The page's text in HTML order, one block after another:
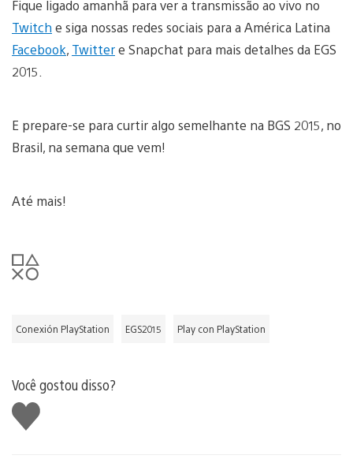
Fique ligado amanhã para ver a transmissão ao vivo no
Twitch e siga nossas redes sociais para a América Latina
Facebook, Twittere Snapchat para mais detalhes da EGS
2015.
E prepare-se para curtir algo semelhante na BGS 2015, no
Brasil, na semana que vem!
Até mais!
Conexión PlayStation EGS2015 Play con PlayStation
Você gostou disso?
Curtir